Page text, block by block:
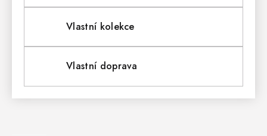
Vlastní kolekce
Vlastní doprava